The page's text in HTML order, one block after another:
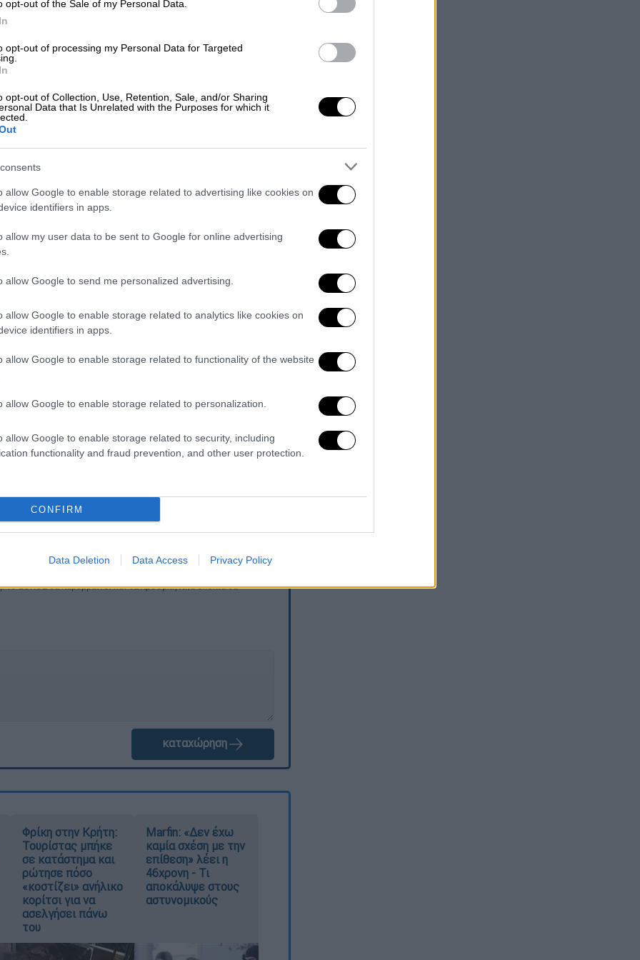
opt-out of the Sale of my Personal Data.
opt-out of processing my Personal Data for Targeted
opt-out of Collection, Use, Retention, Sale, and/or Sharing
Data that Is Unrelated with the Purposes for which it
allow Google to enable storage related to advertising like cookies on
identifiers in apps.
allow my user data to be sent to Google for online advertising
allow Google to send me personalized advertising.
allow Google to enable storage related to analytics like cookies on
identifiers in apps.
allow Google to enable storage related to functionality of the website
allow Google to enable storage related to personalization.
allow Google to enable storage related to security, including
functionality and fraud prevention, and other user protection.
CONFIRM
Data Deletion Data Access Privacy Policy
και τα 12 μίλια
Ενεργειακή ασφυξία και φόβοι για
του κολομβιανού πολίτηΆλεξ Ναΐμ
στις 16 Μαΐου 2026. Η απόφαση
ότι ο προαναφερθείς κολομβιανός
εγκλημάτων στις Ηνωμένες
άλλων η ανακοίνωση των αρχών της
Κολομβία – ο οποίος είχε ενισχύσει τους
της Βενεζουέλας και του Ιράν –
Βενεζουέλαςτον Δεκέμβριο του 2024.
συμπληρωθούν δύο εβδομάδες από
στην αμερικανική στρατιωτική
το 2021και φυλακιστεί στις ΗΠΑ, που
σύστημα κατάχρησης ανθρωπιστικής
της κυβέρνησής του, ανταλλάχτηκε
οι οποίοι ήταν φυλακισμένοι στη
ΕΘΝΟΣ θα παρεμβαίνει και τα προσβλητικά σχόλια θα
καταχώρηση
Φρίκη στην Κρήτη:
Τουρίστας μπήκε
σε κατάστημα και
ρώτησε πόσο
«κοστίζει» ανήλικο
κορίτσι για να
ασελγήσει πάνω
του
Marfin: «Δεν έχω
καμία σχέση με την
επίθεση» λέει η
46χρονη - Τι
αποκάλυψε στους
αστυνομικούς